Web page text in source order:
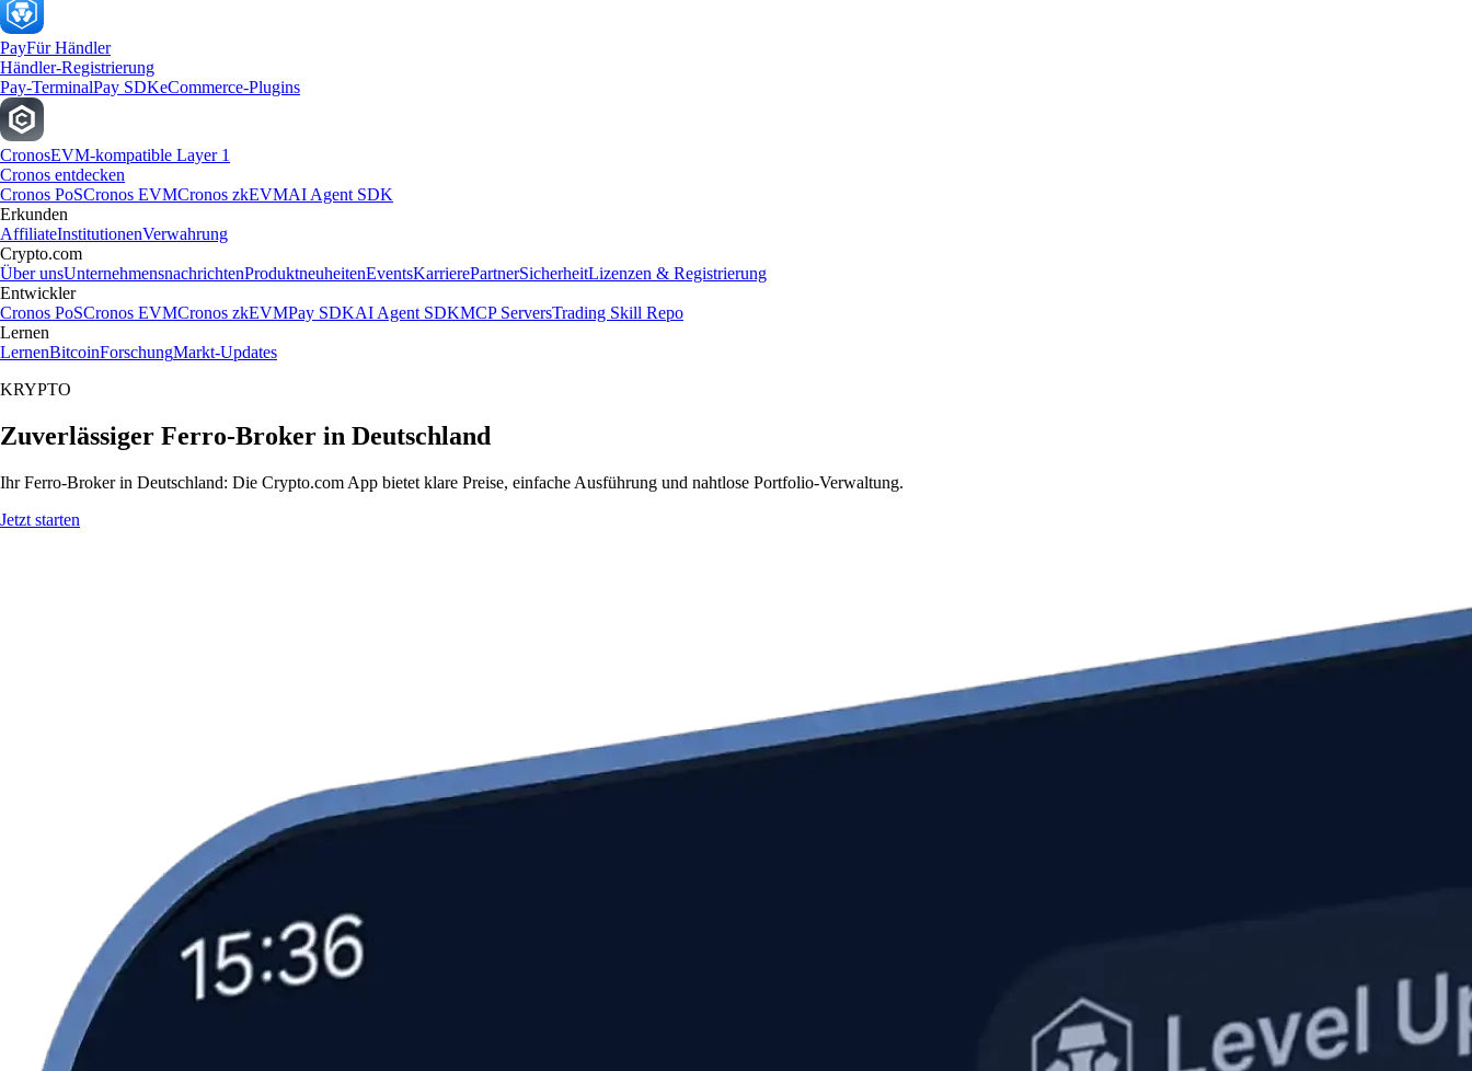
PayFür Händler
Händler-Registrierung
Pay-TerminalPay SDKeCommerce-Plugins
CronosEVM-kompatible Layer 1
Cronos entdecken
Cronos PoSCronos EVMCronos zkEVMAI Agent SDK
Erkunden
AffiliateInstitutionenVerwahrung
Crypto.com
Über unsUnternehmensnachrichtenProduktneuheitenEventsKarrierePartnerSicherheitLizenzen & Registrierung
Entwickler
Cronos PoSCronos EVMCronos zkEVMPay SDKAI Agent SDKMCP ServersTrading Skill Repo
Lernen
LernenBitcoinForschungMarkt-Updates
KRYPTO
Zuverlässiger Ferro-Broker in Deutschland
Ihr Ferro-Broker in Deutschland: Die Crypto.com App bietet klare Preise, einfache Ausführung und nahtlose Portfolio-Verwaltung.
Jetzt starten